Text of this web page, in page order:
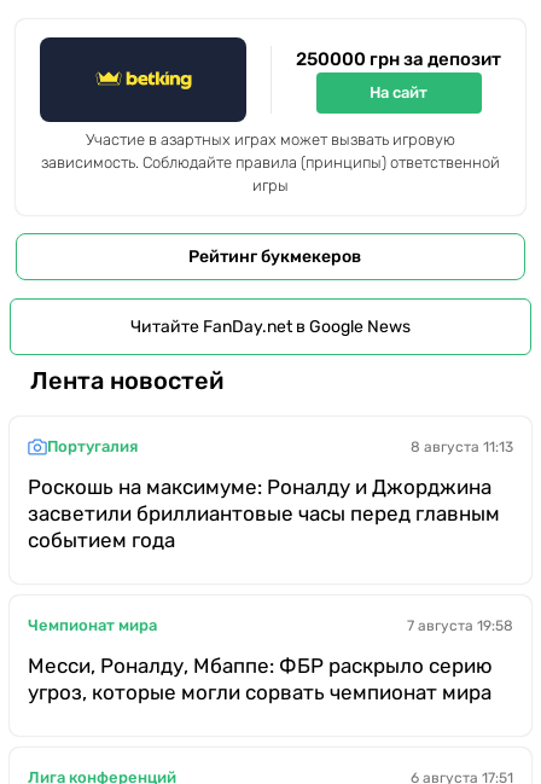
250000 грн за депозит
На сайт
Участие в азартных играх может вызвать игровую
зависимость. Соблюдайте правила (принципы) ответственной
игры
Рейтинг букмекеров
Читайте FanDay.net в Google News
Лента новостей
Португалия 8 августа 11:13
Роскошь на максимуме: Роналду и Джорджина
засветили бриллиантовые часы перед главным
событием года
Чемпионат мира 7 августа 19:58
Месси, Роналду, Мбаппе: ФБР раскрыло серию
угроз, которые могли сорвать чемпионат мира
Лига конференций 6 августа 17:51